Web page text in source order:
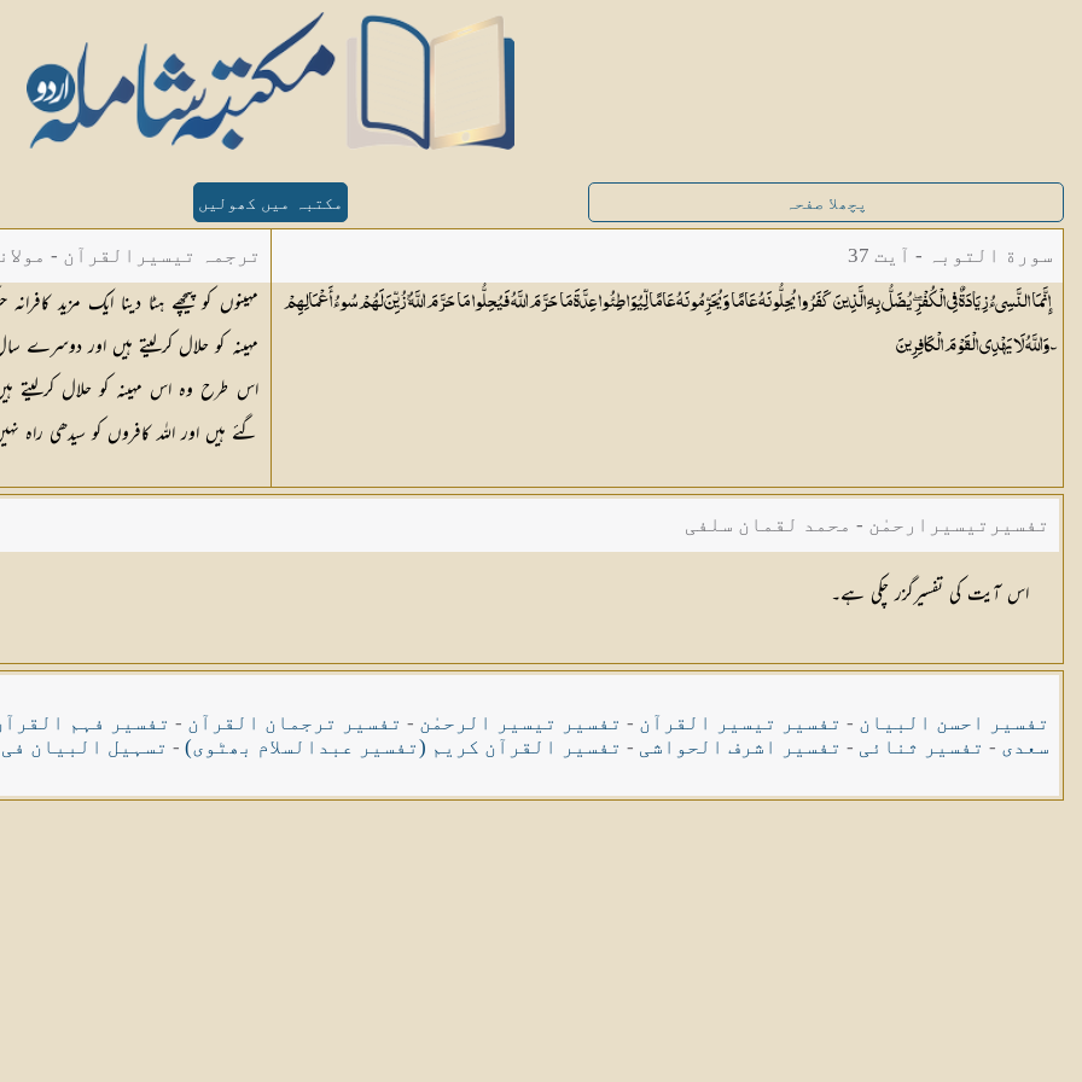
پچھلا صفحہ مکتبہ میں کھولیں
سورة التوبہ - آیت 37
إِنَّمَا النَّسِيءُ زِيَادَةٌ فِي الْكُفْرِ ۖ يُضَلُّ بِهِ الَّذِينَ كَفَرُوا يُحِلُّونَهُ عَامًا وَيُحَرِّمُونَهُ عَامًا لِّيُوَاطِئُوا عِدَّةَ مَا حَرَّمَ اللَّهُ فَيُحِلُّوا مَا حَرَّمَ اللَّهُ ۚ زُيِّنَ لَهُمْ سُوءُ أَعْمَالِهِمْ
ۗ وَاللَّهُ لَا يَهْدِي الْقَوْمَالْكَافِرِينَ
ترجمہ تیسیرالقرآن -
مہینہ کو حلال کرلیتے ہیں اور دوسرے
اس طرح وہ اس مہینہ کو حلال کرلیتے
گئے ہیں اور اللہ کافروں کو سیدھی راہ
تفسیرتیسیرارحمٰن - محمد لقمان سلفی
اس آیت کی تفسیرگزر چکی ہے۔
تفسیر احسن البیان - تفسیر تیسیر القرآن - تفسیر تیسیر الرحمٰن - تفسیر ترجمان القرآن - تفسیر فہم
سعدی - تفسیر ثنائی - تفسیر اشرف الحواشی - تفسیر القرآن کریم (تفسیر عبدالسلام بھٹوی) - تسہیل البیان